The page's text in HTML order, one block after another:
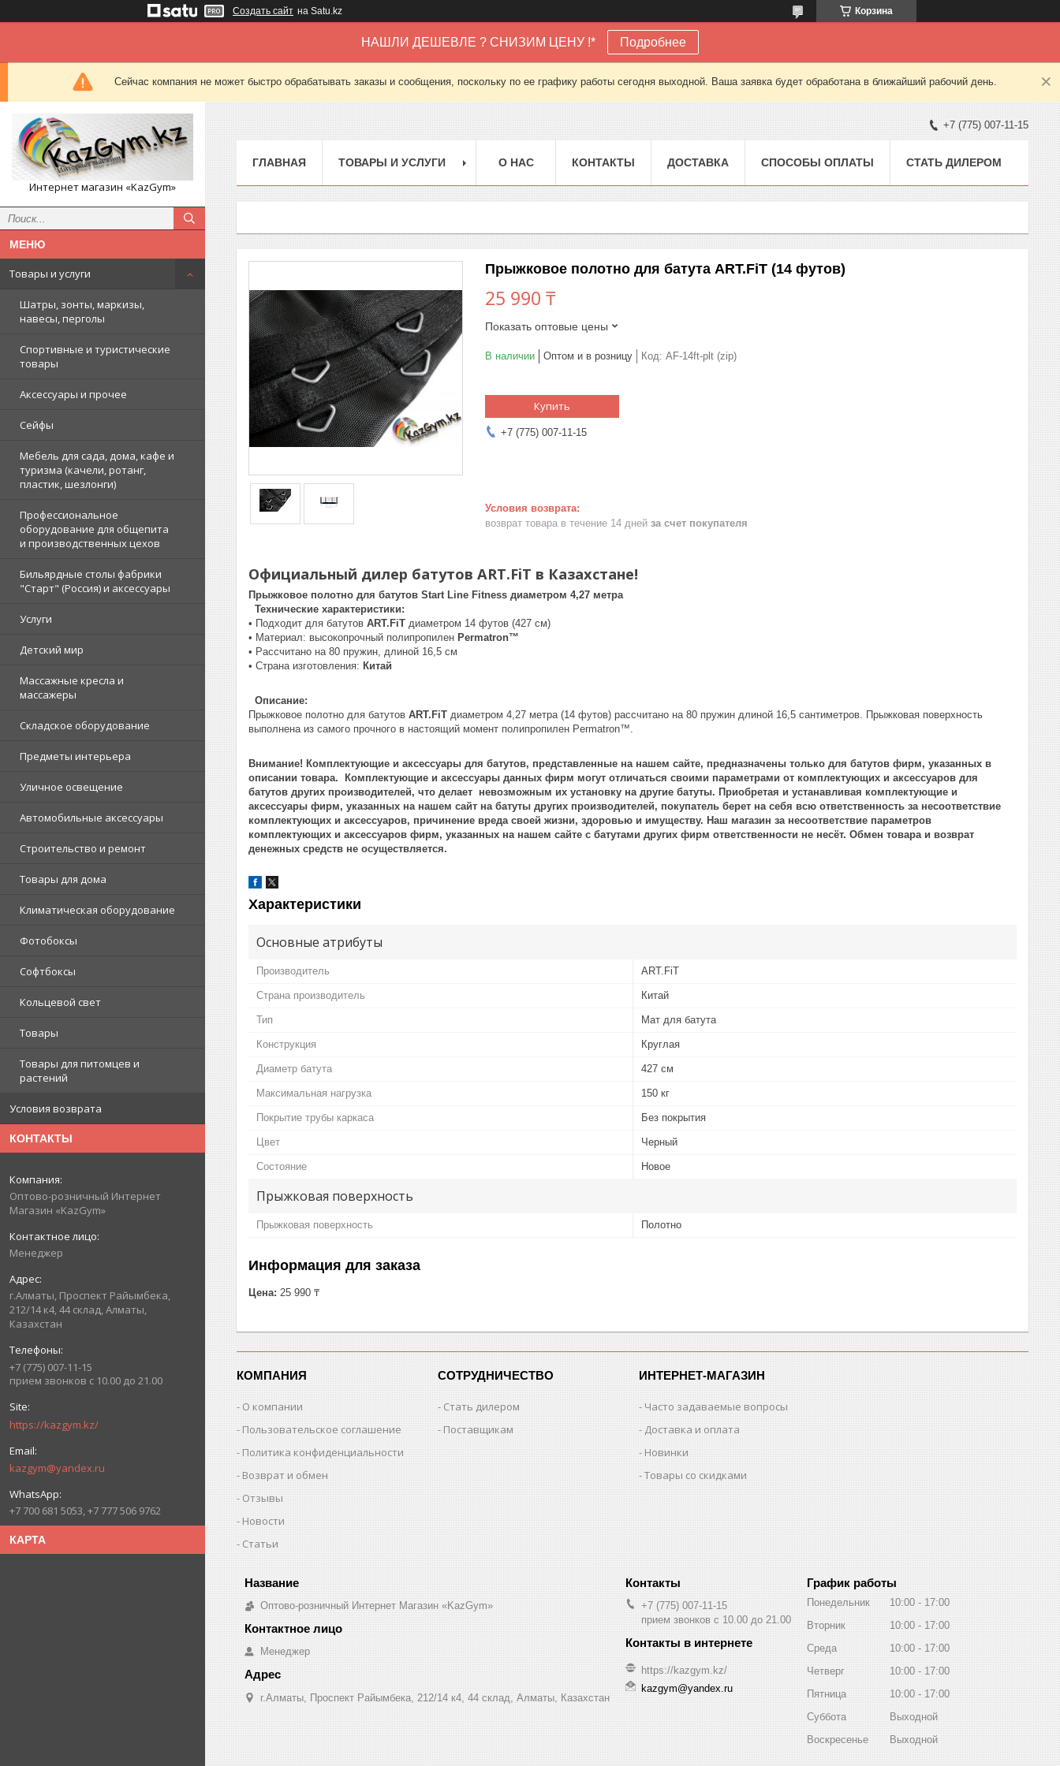
Создать сайт на Satu.kz Корзина
НАШЛИ ДЕШЕВЛЕ ? СНИЗИМ ЦЕНУ !* Подробнее
Сейчас компания не может быстро обрабатывать заказы и сообщения, поскольку по ее графику работы сегодня выходной. Ваша заявка будет обработана в ближайший рабочий день.
Интернет магазин «KazGym»
Товары и услуги
Шатры, зонты, маркизы,
навесы, перголы
Спортивные и туристические
товары
Аксессуары и прочее
Сейфы
Мебель для сада, дома, кафе и
туризма (качели, ротанг,
пластик, шезлонги)
Профессиональное
оборудование для общепита
и производственных цехов
Бильярдные столы фабрики
"Cтарт" (Россия) и аксессуары
Услуги
Детский мир
Массажные кресла и
массажеры
Складское оборудование
Предметы интерьера
Уличное освещение
Автомобильные аксессуары
Строительство и ремонт
Товары для дома
Климатическая оборудование
Фотобоксы
Софтбоксы
Кольцевой свет
Товары
Товары для питомцев и
растений
Условия возврата
КОНТАКТЫ
Оптово-розничный Интернет
Магазин «KazGym»
Менеджер
г.Алматы, Проспект Райымбека,
212/14 к4, 44 склад, Алматы,
Казахстан
+7 (775) 007-11-15
прием звонков с 10.00 до 21.00
https://kazgym.kz/
kazgym@yandex.ru
+7 700 681 5053, +7 777 506 9762
КАРТА
+7 (775) 007-11-15
ГЛАВНАЯ ТОВАРЫ И УСЛУГИ О НАС КОНТАКТЫ ДОСТАВКА СПОСОБЫ ОПЛАТЫ СТАТЬ ДИЛЕРОМ
Прыжковое полотно для батута ART.FiT (14 футов)
25 990 ₸
Показать оптовые цены
В наличии Оптом и в розницу Код: AF-14ft-plt (zip)
Купить
+7 (775) 007-11-15
возврат товара в течение 14 дней за счет покупателя
Официальный дилер батутов ART.FiT в Казахстане!
Прыжковое полотно для батутов Start Line Fitness диаметром 4,27 метра
Технические характеристики:
• Подходит для батутов ART.FiT диаметром 14 футов (427 см)
• Материал: высокопрочный полипропилен Permatron™
• Рассчитано на 80 пружин, длиной 16,5 см
• Страна изготовления: Китай
Описание:
Прыжковое полотно для батутов ART.FiT диаметром 4,27 метра (14 футов) рассчитано на 80 пружин длиной 16,5 сантиметров. Прыжковая поверхность
выполнена из самого прочного в настоящий момент полипропилен Permatron™.
Внимание! Комплектующие и аксессуары для батутов, представленные на нашем сайте, предназначены только для батутов фирм, указанных в
описании товара. Комплектующие и аксессуары данных фирм могут отличаться своими параметрами от комплектующих и аксессуаров для
батутов других производителей, что делает невозможным их установку на другие батуты. Приобретая и устанавливая комплектующие и
аксессуары фирм, указанных на нашем сайт на батуты других производителей, покупатель берет на себя всю ответственность за несоответствие
комплектующих и аксессуаров, причинение вреда своей жизни, здоровью и имуществу. Наш магазин за несоответствие параметров
комплектующих и аксессуаров фирм, указанных на нашем сайте с батутами других фирм ответственности не несёт. Обмен товара и возврат
денежных средств не осуществляется.
Характеристики
Основные атрибуты
Производитель ART.FiT
Страна производитель Китай
Тип Мат для батута
Конструкция Круглая
Диаметр батута 427 см
Максимальная нагрузка 150 кг
Покрытие трубы каркаса Без покрытия
Цвет Черный
Состояние Новое
Прыжковая поверхность
Прыжковая поверхность Полотно
Информация для заказа
Цена: 25 990 ₸
КОМПАНИЯ
О компании
Пользовательское соглашение
Политика конфиденциальности
Возврат и обмен
Отзывы
Новости
Статьи
СОТРУДНИЧЕСТВО
Стать дилером
Поставщикам
ИНТЕРНЕТ-МАГАЗИН
Часто задаваемые вопросы
Доставка и оплата
Новинки
Товары со скидками
Оптово-розничный Интернет Магазин «KazGym»
Менеджер
г.Алматы, Проспект Райымбека, 212/14 к4, 44 склад, Алматы, Казахстан
+7 (775) 007-11-15
прием звонков с 10.00 до 21.00
https://kazgym.kz/
kazgym@yandex.ru
График работы
Понедельник 10:00
17:00
Вторник
10:00
17:00
Среда
10:00
17:00
Четверг
10:00
17:00
Пятница
10:00
17:00
Суббота
Выходной
Воскресенье
Выходной